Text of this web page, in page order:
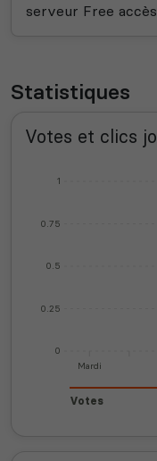
serveur Free accès
Statistiques
Votes et clics
0
0.25
0.5
0.75
1
Mardi
Votes